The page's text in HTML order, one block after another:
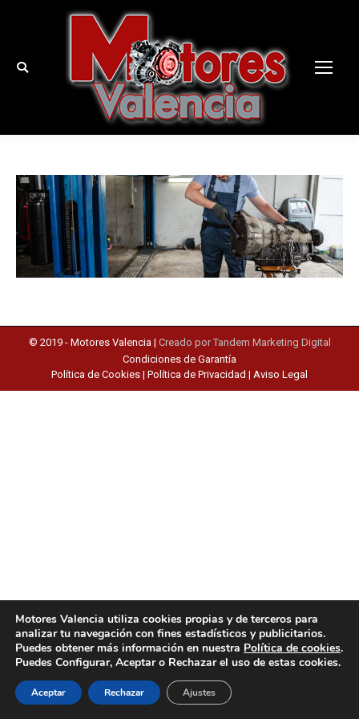
Buscar:
© 2019 - Motores Valencia | Creado por Tandem Marketing Digital
Condiciones de Garantía
Política de Cookies | Política de Privacidad | Aviso Legal
Motores Valencia utiliza cookies propias y de terceros para
analizar tu navegación con fines estadísticos y publicitarios.
Puedes obtener más información en nuestra Política de cookies.
Puedes Configurar, Aceptar o Rechazar el uso de estas cookies.
Aceptar Rechazar Ajustes